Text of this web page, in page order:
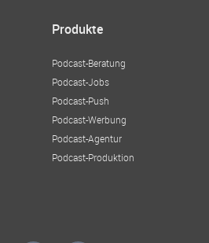
Produkte
Podcast-Beratung
Podcast-Jobs
Podcast-Push
Podcast-Werbung
Podcast-Agentur
Podcast-Produktion